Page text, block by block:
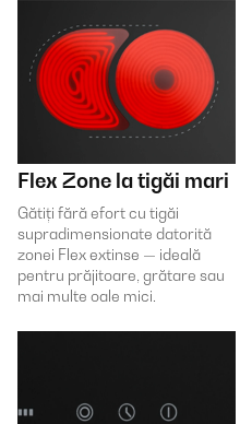
Flex Zone la tigăi mari
Gătiți fără efort cu tigăi
supradimensionate datorită
zonei Flex extinse — ideală
pentru prăjitoare, grătare sau
mai multe oale mici.